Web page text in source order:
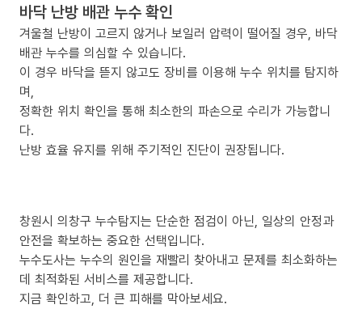
바닥 난방 배관 누수 확인
겨울철 난방이 고르지 않거나 보일러 압력이 떨어질 경우, 바닥
배관 누수를 의심할 수 있습니다.
이 경우 바닥을 뜯지 않고도 장비를 이용해 누수 위치를 탐지하
며,
정확한 위치 확인을 통해 최소한의 파손으로 수리가 가능합니
다.
난방 효율 유지를 위해 주기적인 진단이 권장됩니다.
창원시 의창구 누수탐지는 단순한 점검이 아닌, 일상의 안정과
안전을 확보하는 중요한 선택입니다.
누수도사는 누수의 원인을 재빨리 찾아내고 문제를 최소화하는
데 최적화된 서비스를 제공합니다.
지금 확인하고, 더 큰 피해를 막아보세요.